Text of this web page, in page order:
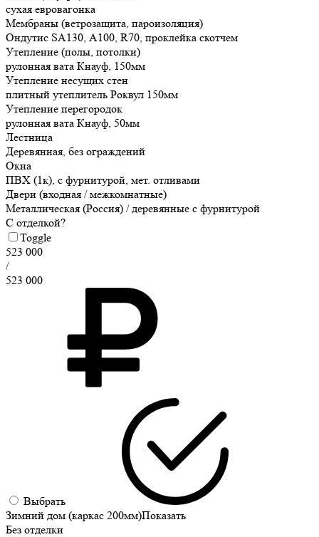
сухая евровагонка
Мембраны (ветрозащита, пароизоляция)
Ондутис SA130, А100, R70, проклейка скотчем
Утепление (полы, потолки)
рулонная вата Кнауф, 150мм
Утепление несущих стен
плитный утеплитель Роквул 150мм
Утепление перегородок
рулонная вата Кнауф, 50мм
Лестница
Деревянная, без ограждений
Окна
ПВХ (1к), с фурнитурой, мет. отливами
Двери (входная / межкомнатные)
Металлическая (Россия) / деревянные с фурнитурой
С отделкой?
Toggle
523 000
/
523 000
Выбрать
Зимний дом (каркас 200мм)Показать
Без отделки